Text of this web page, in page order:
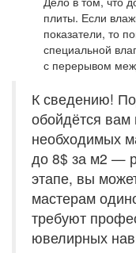
плиты. Если
показатели, то
специальной
с перерывом
К сведению!
обойдётся
необходимых
до 8$ за м2 —
этапе, вы
мастерам
требуют
ювелирных